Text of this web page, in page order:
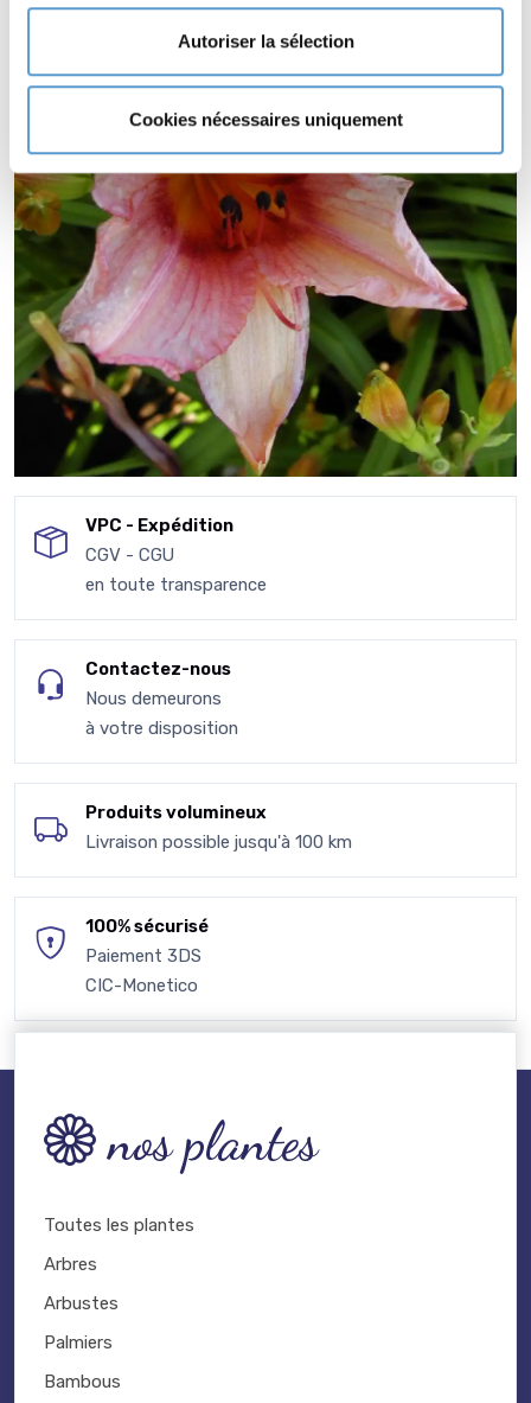
Autoriser la sélection
Cookies nécessaires uniquement
VPC - Expédition
CGV - CGU
en toute transparence
Contactez-nous
Nous demeurons
à votre disposition
Produits volumineux
Livraison possible jusqu'à 100 km
100% sécurisé
Paiement 3DS
CIC-Monetico
nos plantes
Toutes les plantes
Arbres
Arbustes
Palmiers
Bambous